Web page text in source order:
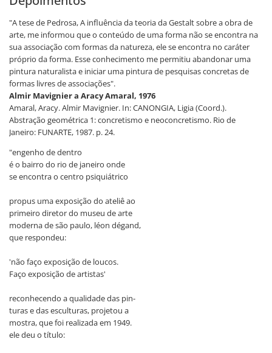
"A tese de Pedrosa, A influência da teoria da Gestalt sobre a obra de
arte, me informou que o conteúdo de uma forma não se encontra na
sua associação com formas da natureza, ele se encontra no caráter
próprio da forma. Esse conhecimento me permitiu abandonar uma
pintura naturalista e iniciar uma pintura de pesquisas concretas de
formas livres de associações".
Almir Mavignier a Aracy Amaral, 1976
Amaral, Aracy. Almir Mavignier. In: CANONGIA, Ligia (Coord.).
Abstração geométrica 1: concretismo e neoconcretismo. Rio de
Janeiro: FUNARTE, 1987. p. 24.
"engenho de dentro
é o bairro do rio de janeiro onde
se encontra o centro psiquiátrico
propus uma exposição do ateliê ao
primeiro diretor do museu de arte
moderna de são paulo, léon dégand,
que respondeu:
'não faço exposição de loucos.
Faço exposição de artistas'
reconhecendo a qualidade das pin-
turas e das esculturas, projetou a
mostra, que foi realizada em 1949.
ele deu o título: